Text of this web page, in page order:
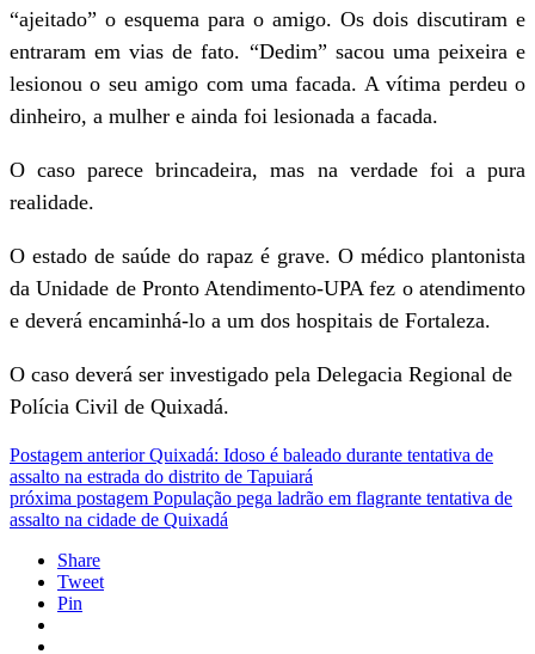
“ajeitado” o esquema para o amigo. Os dois discutiram e
entraram em vias de fato. “Dedim” sacou uma peixeira e
lesionou o seu amigo com uma facada. A vítima perdeu o
dinheiro, a mulher e ainda foi lesionada a facada.
O caso parece brincadeira, mas na verdade foi a pura
realidade.
O estado de saúde do rapaz é grave. O médico plantonista
da Unidade de Pronto Atendimento-UPA fez o atendimento
e deverá encaminhá-lo a um dos hospitais de Fortaleza.
O caso deverá ser investigado pela Delegacia Regional de
Polícia Civil de Quixadá.
Postagem anterior Quixadá: Idoso é baleado durante tentativa de
assalto na estrada do distrito de Tapuiará
próxima postagem População pega ladrão em flagrante tentativa de
assalto na cidade de Quixadá
Share
Tweet
Pin